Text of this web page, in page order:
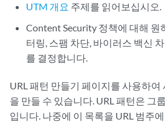
UTM 개요 주제를 읽어보십시오.
Content Security 정책에 대해 원
터링, 스팸 차단, 바이러스 백신
를 결정합니다.
URL 패턴 만들기 페이지를 사용하여
을 만들 수 있습니다. URL 패턴은 그
입니다. 나중에 이 목록을 URL 범주